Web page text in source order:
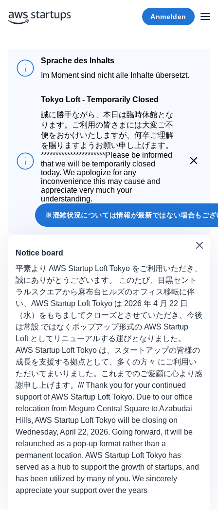
Anmelden
Sprache des Inhalts
Im Moment sind nicht alle Inhalte übersetzt.
Tokyo Loft - Temporarily Closed
誠に勝手ながら、本日は臨時休館とな
ります。
ご利用の皆さまには大変ご不
便をおかけいたしますが 、何卒ご理解
を賜りますようお願い申し上げます。
**********************Please be informed
that we will be temporarily closed
today. We apologize for any
inconvenience this may cause and
appreciate very much your
understanding.
※混雑状況については情報が最新ではない場合
Notice board
平素より AWS Startup Loft Tokyo をご利用いただき、
誠にありがとうございます。 このたび、目黒セント
ラルスクエアから麻布台ヒルズのオフィス移転に伴
い、AWS Startup Loft Tokyo は 2026 年 4 月 22 日
（水）をもちましてクローズとさせていただき、今後
は常設 ではなくポップアップ形式の AWS Startup
Loft としてリニューアルする運びとなりました。
AWS Startup Loft Tokyo は、スタートアップの皆様の
成長を支援する拠点として、多くの方々 にご利用い
ただいてまいりました。これまでのご愛顧に心より感
謝申し上げます。/// Thank you for your continued
support of AWS Startup Loft Tokyo. Due to our office
relocation from Meguro Central Square to Azabudai
Hills, AWS Startup Loft Tokyo will be closing on
Wednesday, April 22, 2026. Going forward, it will be
relaunched as a pop-up format rather than a
permanent location. AWS Startup Loft Tokyo has
served as a hub to support the growth of startups, and
has been utilized by many of you. We sincerely
appreciate your support over the years